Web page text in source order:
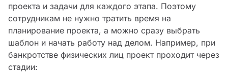
проекта и задачи для каждого этапа. Поэтому
сотрудникам не нужно тратить время на
планирование проекта, а можно сразу выбрать
шаблон и начать работу над делом. Например, при
банкротстве физических лиц проект проходит через
стадии: